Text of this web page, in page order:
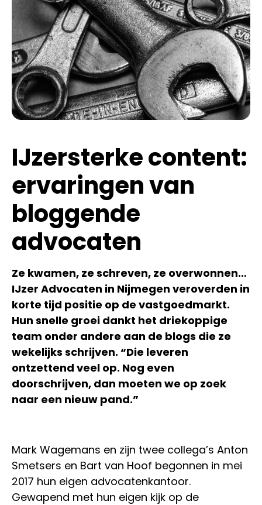
IJzersterke content:
ervaringen van
bloggende
advocaten
Ze kwamen, ze schreven, ze overwonnen…
IJzer Advocaten in Nijmegen veroverden in
korte tijd positie op de vastgoedmarkt.
Hun snelle groei dankt het driekoppige
team onder andere aan de blogs die ze
wekelijks schrijven. “Die leveren
ontzettend veel op. Nog even
doorschrijven, dan moeten we op zoek
naar een nieuw pand.”
Mark Wagemans en zijn twee collega’s Anton
Smetsers en Bart van Hoof begonnen in mei
2017 hun eigen advocatenkantoor.
Gewapend met hun eigen kijk op de